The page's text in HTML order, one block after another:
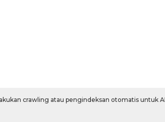
crawling atau pengindeksan otomatis untuk